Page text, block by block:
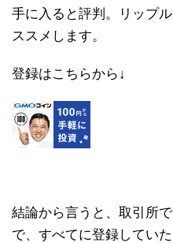
手に入ると評判。リップ
ススメします。
登録はこちらから↓
結論から言うと、取引所
で、すべてに登録してい